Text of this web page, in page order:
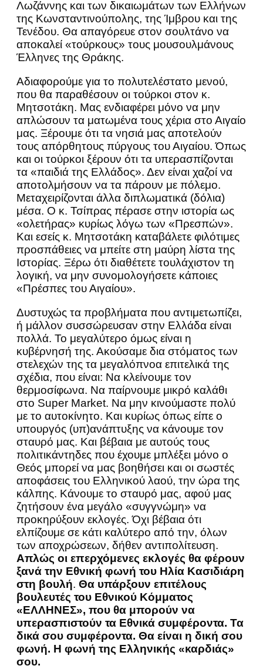
Λωζάννης και των δικαιωμάτων των Ελλήνων
της Κωνσταντινούπολης, της Ίμβρου και της
Τενέδου. Θα απαγόρευε στον σουλτάνο να
αποκαλεί «τούρκους» τους μουσουλμάνους
Έλληνες της Θράκης.
Αδιαφορούμε για το πολυτελέστατο μενού,
που θα παραθέσουν οι τούρκοι στον κ.
Μητσοτάκη. Μας ενδιαφέρει μόνο να μην
απλώσουν τα ματωμένα τους χέρια στο Αιγαίο
μας. Ξέρουμε ότι τα νησιά μας αποτελούν
τους απόρθητους πύργους του Αιγαίου. Όπως
και οι τούρκοι ξέρουν ότι τα υπερασπίζονται
τα «παιδιά της Ελλάδος». Δεν είναι χαζοί να
αποτολμήσουν να τα πάρουν με πόλεμο.
Μεταχειρίζονται άλλα διπλωματικά (δόλια)
μέσα. Ο κ. Τσίπρας πέρασε στην ιστορία ως
«ολετήρας» κυρίως λόγω των «Πρεσπών».
Και εσείς κ. Μητσοτάκη καταβάλετε φιλότιμες
προσπάθειες να μπείτε στη μαύρη λίστα της
Ιστορίας. Ξέρω ότι διαθέτετε τουλάχιστον τη
λογική, να μην συνομολογήσετε κάποιες
«Πρέσπες του Αιγαίου».
Δυστυχώς τα προβλήματα που αντιμετωπίζει,
ή μάλλον συσσώρευσαν στην Ελλάδα είναι
πολλά. Το μεγαλύτερο όμως είναι η
κυβέρνησή της. Ακούσαμε δια στόματος των
στελεχών της τα μεγαλόπνοα επιτελικά της
σχέδια, που είναι: Να κλείνουμε τον
θερμοσίφωνα. Να παίρνουμε μικρό καλάθι
στο Super Market. Να μην κινούμαστε πολύ
με το αυτοκίνητο. Και κυρίως όπως είπε ο
υπουργός (υπ)ανάπτυξης να κάνουμε τον
σταυρό μας. Και βέβαια με αυτούς τους
πολιτικάντηδες που έχουμε μπλέξει μόνο ο
Θεός μπορεί να μας βοηθήσει και οι σωστές
αποφάσεις του Ελληνικού λαού, την ώρα της
κάλπης. Κάνουμε το σταυρό μας, αφού μας
ζητήσουν ένα μεγάλο «συγγνώμη» να
προκηρύξουν εκλογές. Όχι βέβαια ότι
ελπίζουμε σε κάτι καλύτερο από την, όλων
των αποχρώσεων, δήθεν αντιπολίτευση.
Απλώς οι επερχόμενες εκλογές θα φέρουν
ξανά την Εθνική φωνή του Ηλία Κασιδιάρη
στη βουλή. Θα υπάρξουν επιτέλους
βουλευτές του Εθνικού Κόμματος
«ΕΛΛΗΝΕΣ», που θα μπορούν να
υπερασπιστούν τα Εθνικά συμφέροντα. Τα
δικά σου συμφέροντα. Θα είναι η δική σου
φωνή. Η φωνή της Ελληνικής «καρδιάς»
σου.